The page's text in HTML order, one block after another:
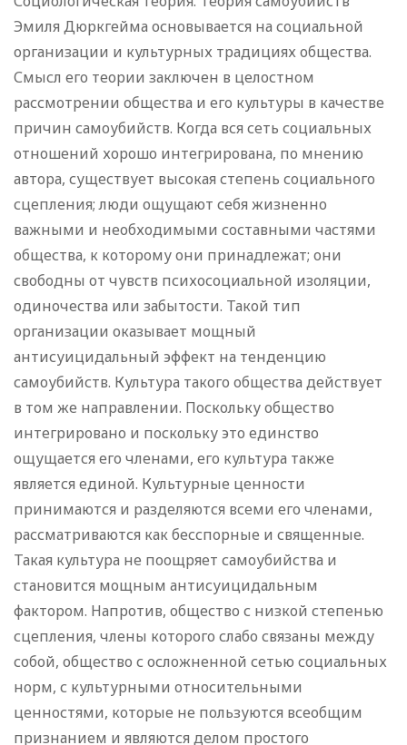
Эмиля Дюркгейма основывается на социальной
организации и культурных традициях общества.
Смысл его теории заключен в целостном
рассмотрении общества и его культуры в качестве
причин самоубийств. Когда вся сеть социальных
отношений хорошо интегрирована, по мнению
автора, существует высокая степень социального
сцепления; люди ощущают себя жизненно
важными и необходимыми составными частями
общества, к которому они принадлежат; они
свободны от чувств психосоциальной изоляции,
одиночества или забытости. Такой тип
организации оказывает мощный
антисуицидальный эффект на тенденцию
самоубийств. Культура такого общества действует
в том же направлении. Поскольку общество
интегрировано и поскольку это единство
ощущается его членами, его культура также
является единой. Культурные ценности
принимаются и разделяются всеми его членами,
рассматриваются как бесспорные и священные.
Такая культура не поощряет самоубийства и
становится мощным антисуицидальным
фактором. Напротив, общество с низкой степенью
сцепления, члены которого слабо связаны между
собой, общество с осложненной сетью социальных
норм, с культурными относительными
ценностями, которые не пользуются всеобщим
признанием и являются делом простого